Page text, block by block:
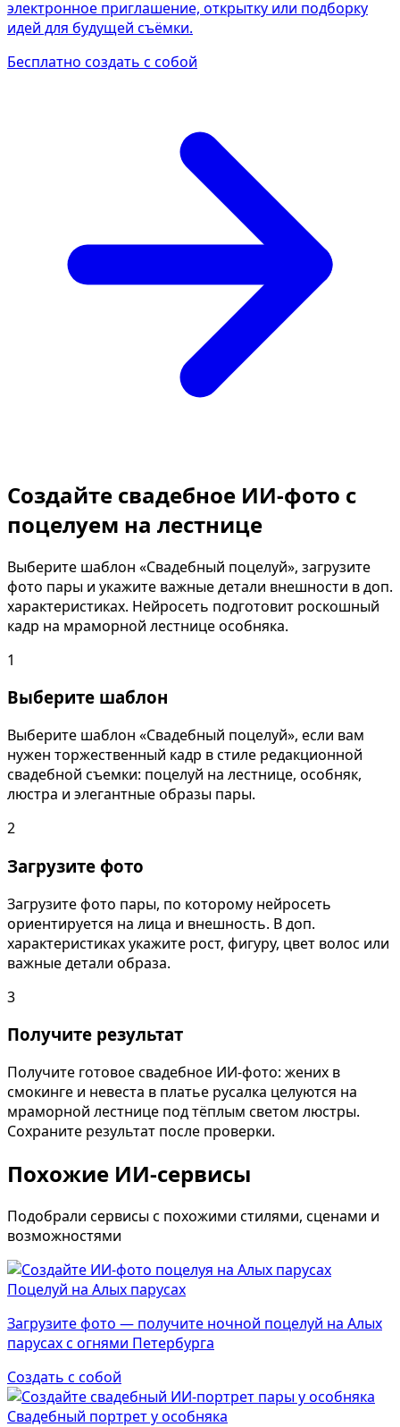
электронное приглашение, открытку или подборку
идей для будущей съёмки.
Бесплатно создать с собой
Создайте свадебное ИИ-фото с
поцелуем на лестнице
Выберите шаблон «Свадебный поцелуй», загрузите
фото пары и укажите важные детали внешности в доп.
характеристиках. Нейросеть подготовит роскошный
кадр на мраморной лестнице особняка.
1
Выберите шаблон
Выберите шаблон «Свадебный поцелуй», если вам
нужен торжественный кадр в стиле редакционной
свадебной съемки: поцелуй на лестнице, особняк,
люстра и элегантные образы пары.
2
Загрузите фото
Загрузите фото пары, по которому нейросеть
ориентируется на лица и внешность. В доп.
характеристиках укажите рост, фигуру, цвет волос или
важные детали образа.
3
Получите результат
Получите готовое свадебное ИИ-фото: жених в
смокинге и невеста в платье русалка целуются на
мраморной лестнице под тёплым светом люстры.
Сохраните результат после проверки.
Похожие ИИ-сервисы
Подобрали сервисы с похожими стилями, сценами и
возможностями
Поцелуй на Алых парусах
Загрузите фото — получите ночной поцелуй на Алых
парусах с огнями Петербурга
Создать с собой
Свадебный портрет у особняка